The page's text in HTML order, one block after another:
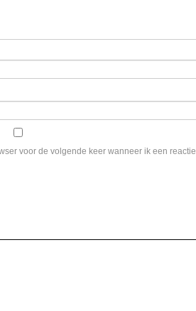
voor de volgende keer wanneer ik een reactie